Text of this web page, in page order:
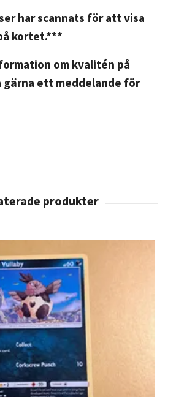
har scannats för att visa
kortet.***
om kvalitén på
gärna ett meddelande för